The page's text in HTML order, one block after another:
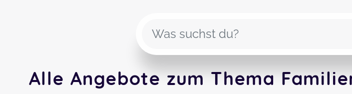
Alle Angebote zum Thema